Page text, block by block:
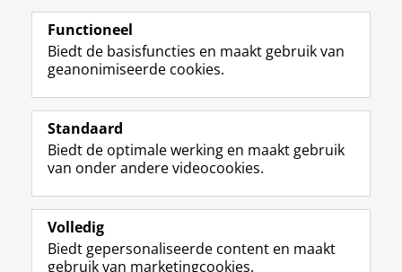
Volg de RUG
F
a
e
b
o
p
a
L
i
k
e
I
-
p
R
S
-
f
e
R
i
I
n
t
r
m
-
Y
o
T
e
k
a
Studiekiezers
Alumni
Over ons
Functioneel
Biedt de basisfuncties en maakt gebruik van
geanonimiseerde cookies.
Standaard
Biedt de optimale werking en maakt gebruik
van onder andere videocookies.
Volledig
Biedt gepersonaliseerde content en maakt
gebruik van marketingcookies.